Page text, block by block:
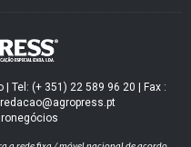
Tel: (+ 351) 22 589 96 20 | Fax :